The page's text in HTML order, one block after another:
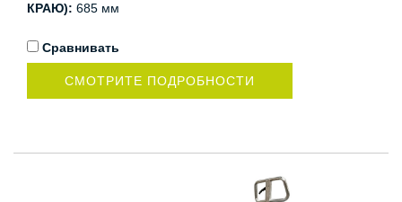
КРАЮ): 685 мм
Сравнивать
СМОТРИТЕ ПОДРОБНОСТИ